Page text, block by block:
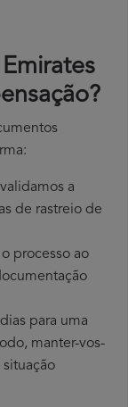
a
de rastreio de
processo ao
para uma
manter-vos-